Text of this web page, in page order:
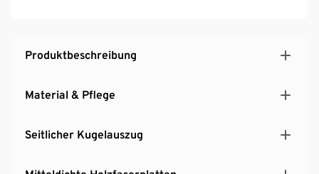
Melaminharzbeschichtung in Eichenoptik
Höhenverstellbare Füße für einen sicheren Stand
Produktbeschreibung
Material & Pflege
Seitlicher Kugelauszug